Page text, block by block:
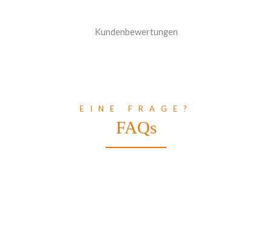
Kundenbewertungen
EINE FRAGE?
FAQs